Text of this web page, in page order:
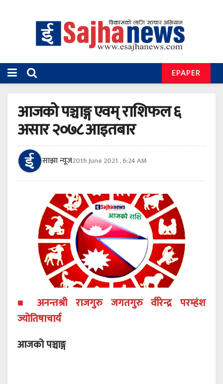
EPAPER
आजको पञ्चाङ्ग एवम् राशिफल ६
असार २०७८ आइतबार
साझा न्यूज20th June 2021 , 6:24 AM
■ अनन्तश्री राजगुरु जगतगुरु वीरेन्द्र परम्हंश
ज्योतिषाचार्य
आजको पञ्चाङ्ग